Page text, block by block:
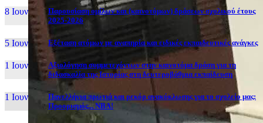
8 Ιουν, 26
Παρουσίαση ομίλων και (καινοτόμων) δράσεων σχολικού έτους
2025-2026
5 Ιουν, 26 Εξέταση ατόμων με αναπηρία και ειδικές εκπαιδευτικές ανάγκες
1 Ιουν, 26
Αξιολόγηση συμμετεχόντων στην καινοτόμα δράση για τη
διδασκαλία της Ιστορίας στη δευτεροβάθμια εκπαίδευση
1 Ιουν, 26
Πανελλήνια πρωτιά και ρεκόρ ανακύκλωσης για το σχολείο μας:
Προορισμός... NBA!